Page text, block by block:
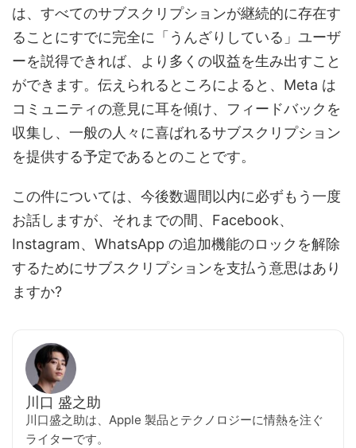
は、すべてのサブスクリプションが継続的に存在す
ることにすでに完全に「うんざりしている」ユーザ
ーを説得できれば、より多くの収益を生み出すこと
ができます。伝えられるところによると、Meta は
コミュニティの意見に耳を傾け、フィードバックを
収集し、一般の人々に喜ばれるサブスクリプション
を提供する予定であるとのことです。
この件については、今後数週間以内に必ずもう一度
お話しますが、それまでの間、Facebook、
Instagram、WhatsApp の追加機能のロックを解除
するためにサブスクリプションを支払う意思はあり
ますか?
川口 盛之助
川口盛之助は、Apple 製品とテクノロジーに情熱を注ぐ
ライターです。